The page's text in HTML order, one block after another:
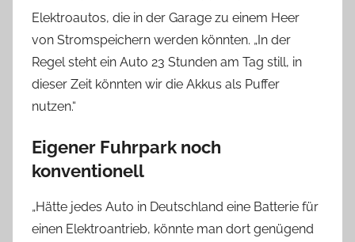
Elektroautos, die in der Garage zu einem Heer
von Stromspeichern werden könnten. „In der
Regel steht ein Auto 23 Stunden am Tag still, in
dieser Zeit könnten wir die Akkus als Puffer
nutzen.“
Eigener Fuhrpark noch
konventionell
„Hätte jedes Auto in Deutschland eine Batterie für
einen Elektroantrieb, könnte man dort genügend